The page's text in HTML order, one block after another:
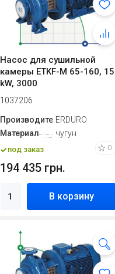
Насос для сушильной
камеры ETKF-M 65-160, 15
kW, 3000
1037206
ПроизводительERDURO
Материал
чугун
под заказ 0
194 435 грн.
В корзину